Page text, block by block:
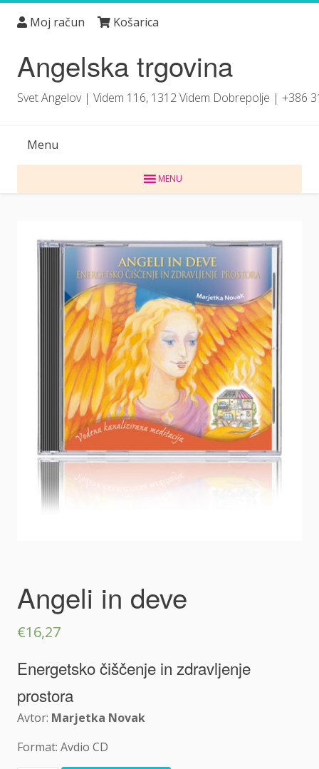
Moj račun Košarica
Angelska trgovina
Svet Angelov | Videm 116, 1312 Videm Dobrepolje | +386
Menu
Angeli in deve
€16,27
Energetsko čiščenje in zdravljenje
prostora
Avtor: Marjetka Novak
Format: Avdio CD